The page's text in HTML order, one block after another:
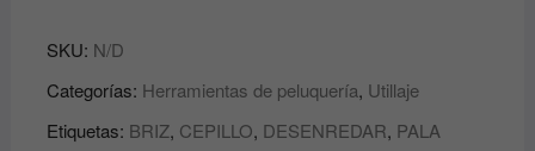
/
PALA
PROFESIONAL
BRIZ
SKU: N/D
Categorías: Herramientas de peluquería, Utillaje
Etiquetas: BRIZ, CEPILLO, DESENREDAR, PALA